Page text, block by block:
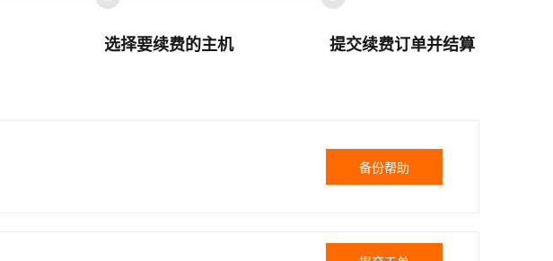
选择要续费的主机 提交续费订单并结算
备份帮助